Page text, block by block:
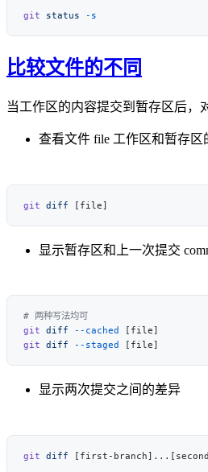
git status
比较文件的不同
当工作区的内容提交到暂存区后，
查看文件 file 工作区和暂存区
git diff
显示暂存区和上一次提交
git diff --cached
git diff --staged
显示两次提交之间的差异
git diff